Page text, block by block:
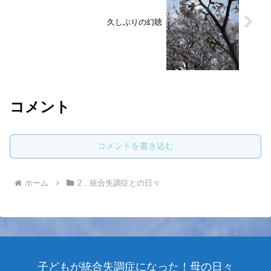
久しぶりの幻聴
コメント
コメントを書き込む
ホーム 2．統合失調症との日々
子どもが統合失調症になった！母の日々